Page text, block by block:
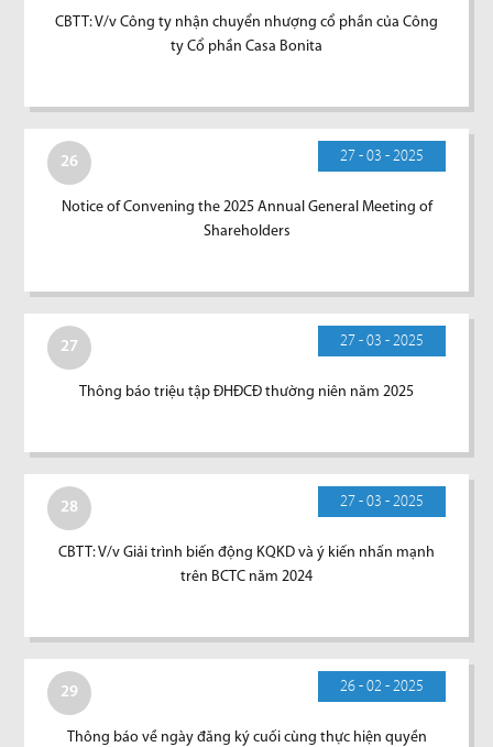
CBTT: V/v Công ty nhận chuyển nhượng cổ phần của Công
ty Cổ phần Casa Bonita
26 27 - 03 - 2025
Notice of Convening the 2025 Annual General Meeting of
Shareholders
27 27 - 03 - 2025
Thông báo triệu tập ĐHĐCĐ thường niên năm 2025
28 27 - 03 - 2025
CBTT: V/v Giải trình biến động KQKD và ý kiến nhấn mạnh
trên BCTC năm 2024
29 26 - 02 - 2025
Thông báo về ngày đăng ký cuối cùng thực hiện quyền